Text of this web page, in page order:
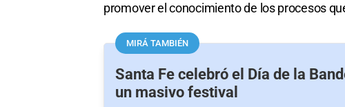
promover el conocimiento de los procesos
MIRÁ TAMBIÉN
Santa Fe celebró el Día de la
un masivo festival